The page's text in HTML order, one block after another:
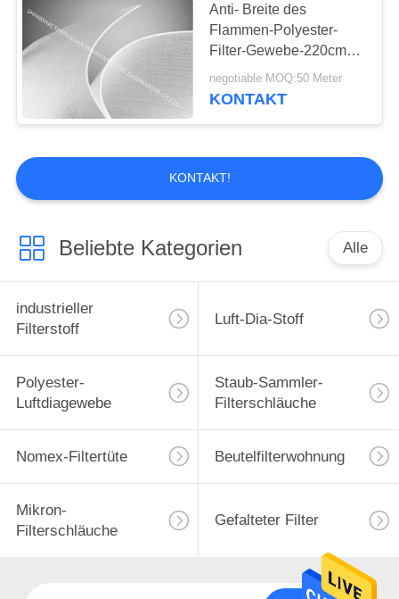
Drücken Filtertuch
Metallurgische
Ausrüstung
Anti- Breite des
Flammen-Polyester-
Filter-Gewebe-220cm
mit hohem
Abscheidegrad
negotiable MOQ:50 Meter
KONTAKT
KONTAKT!
Beliebte Kategorien Alle
industrieller
Filterstoff
Luft-Dia-Stoff
Polyester-
Luftdiagewebe
Staub-Sammler-
Filterschläuche
Nomex-Filtertüte Beutelfilterwohnung
Mikron-
Filterschläuche
Gefalteter Filter